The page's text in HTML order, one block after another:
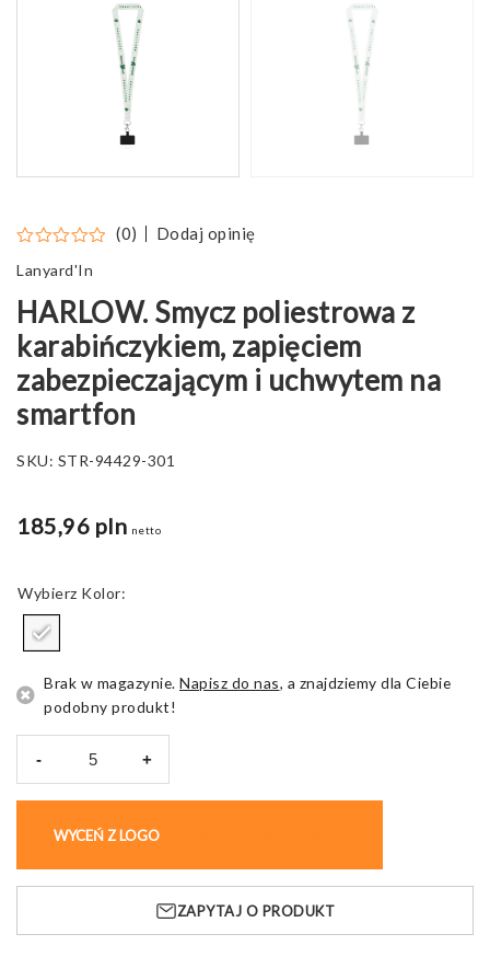
(0) Dodaj opinię
Lanyard'In
HARLOW. Smycz poliestrowa z
karabińczykiem, zapięciem
zabezpieczającym i uchwytem na
smartfon
SKU: STR-94429-301
185,96 pln netto
Kolor
Brak w magazynie. Napisz do nas, a znajdziemy dla Ciebie
podobny produkt!
-
poliestrowa
z
karabińczykiem,
zabezpieczającym
+
WYCEŃ Z LOGO
ZAPYTAJ O PRODUKT